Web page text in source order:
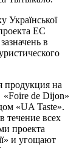
Української
ЕС
в
продукция на
de Dijon»
«UA Taste».
течение всех
проекта
и угощают